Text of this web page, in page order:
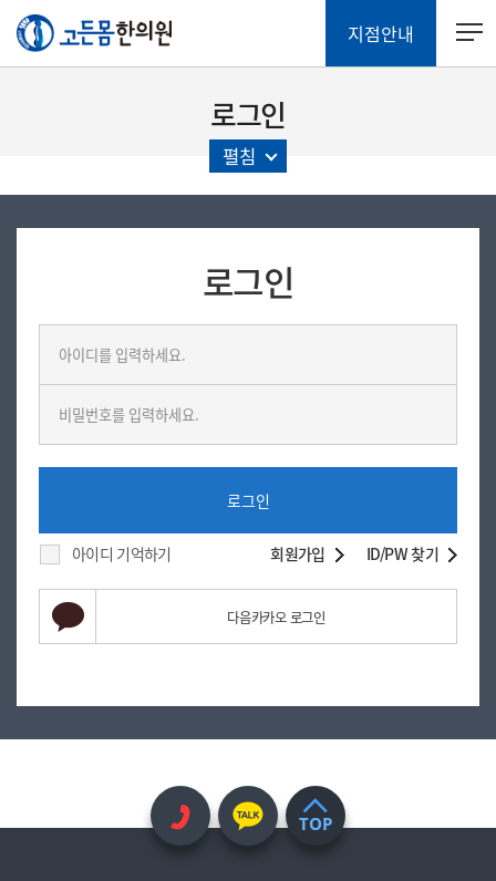
지점안내
로그인
펼침
로그인
로그인
아이디 기억하기 회원가입 ID/PW 찾기
다음카카오 로그인
TOP